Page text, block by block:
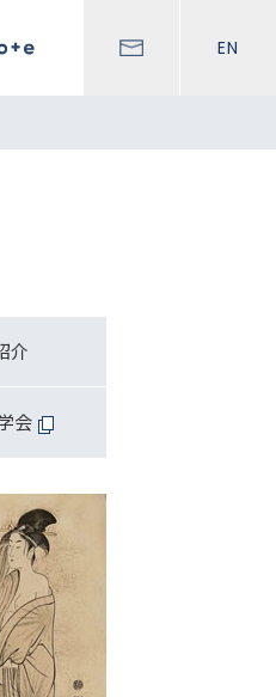
EN
介
会